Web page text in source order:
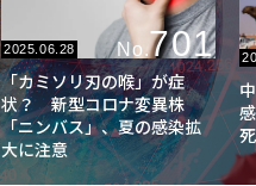
2025.06.28 No.701
「カミソリ刃の喉」が症
状？ 新型コロナ変異株
「ニンバス」、夏の感染拡
大に注意